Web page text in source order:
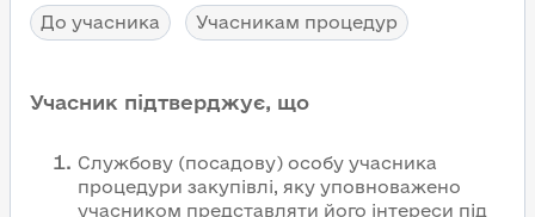
До учасника
Учасникам процедур
Учасник підтверджує, що
Службову (посадову) особу учасника
процедури закупівлі, яку уповноважено
учасником представляти його інтереси під